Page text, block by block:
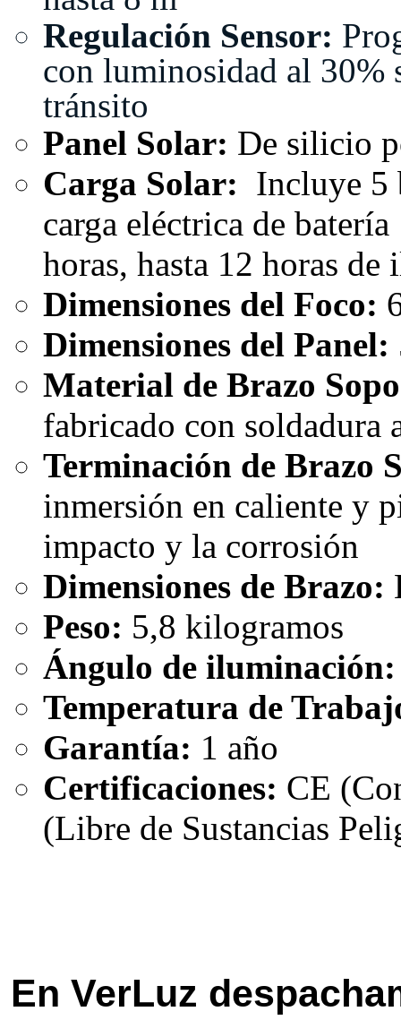
Regulación Sensor:
con luminosidad al 30%
tránsito
Panel Solar: De silicio
Carga Solar: Incluye 5
carga eléctrica de
horas, hasta 12 horas
Dimensiones del Foco:
Dimensiones del Panel:
Material de Brazo
fabricado con soldadura
Terminación de Brazo
inmersión en caliente y
impacto y la corrosión
Dimensiones de Brazo:
Peso: 5,8 kilogramos
Ángulo de iluminación:
Temperatura de
Garantía: 1 año
Certificaciones: CE
(Libre de Sustancias
En VerLuz